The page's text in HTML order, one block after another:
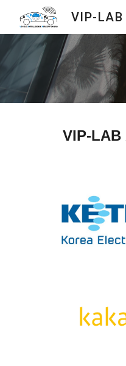
VIP-
VIP-LAB